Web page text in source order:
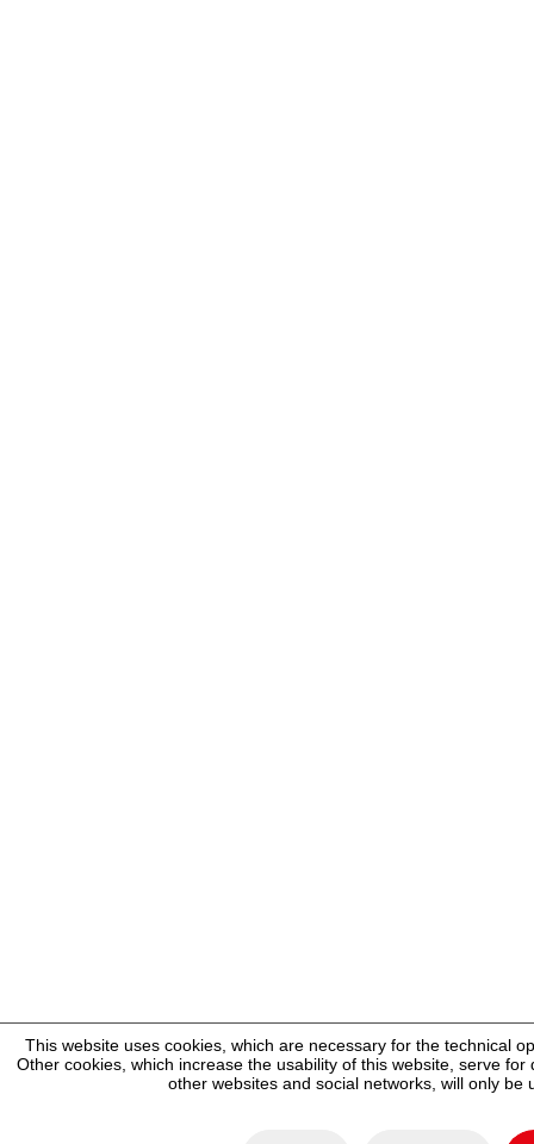
This website uses cookies, which are necessary for the technical
Other cookies, which increase the usability of this website, serve
other websites and social networks, will only be